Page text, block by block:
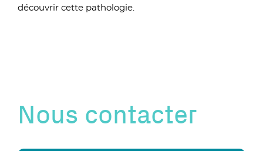
découvrir cette pathologie.
Nous contacter